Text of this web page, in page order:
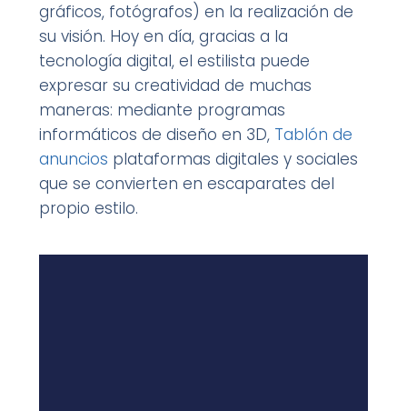
gráficos, fotógrafos) en la realización de
su visión. Hoy en día, gracias a la
tecnología digital, el estilista puede
expresar su creatividad de muchas
maneras: mediante programas
informáticos de diseño en 3D, Tablón de
anuncios plataformas digitales y sociales
que se convierten en escaparates del
propio estilo.